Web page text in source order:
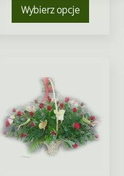
Wybierz opcje
wybrać
na
stronie